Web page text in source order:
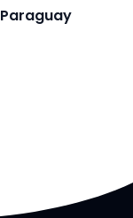
Paraguay